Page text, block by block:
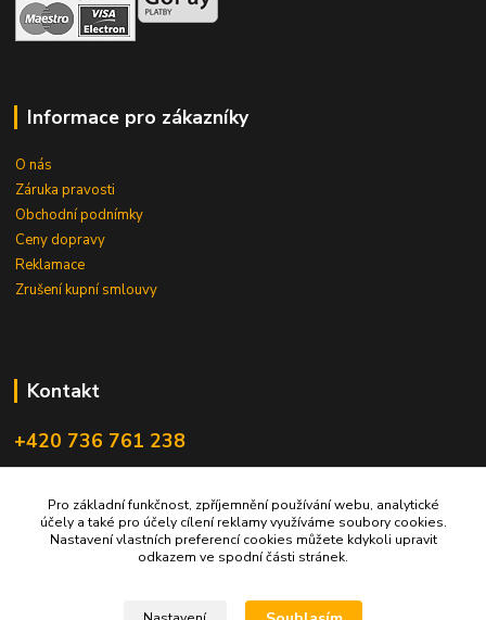
Informace pro zákazníky
O nás
Záruka pravosti
Obchodní podnímky
Ceny dopravy
Reklamace
Zrušení kupní smlouvy
Kontakt
+420 736 761 238
Pro základní funkčnost, zpříjemnění používání webu, analytické
účely a také pro účely cílení reklamy využíváme soubory cookies.
Nastavení vlastních preferencí cookies můžete kdykoli upravit
odkazem ve spodní části stránek.